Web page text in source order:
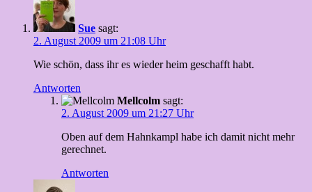
Sue sagt:
2. August 2009 um 21:08 Uhr
Wie schön, dass ihr es wieder heim geschafft habt.
Antworten
Mellcolm sagt:
2. August 2009 um 21:27 Uhr
Oben auf dem Hahnkampl habe ich damit nicht mehr
gerechnet.
Antworten